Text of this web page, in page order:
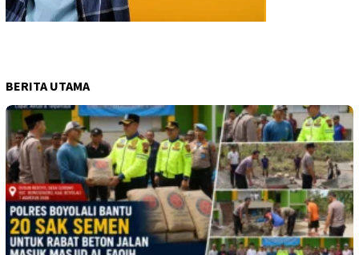
BERITA UTAMA